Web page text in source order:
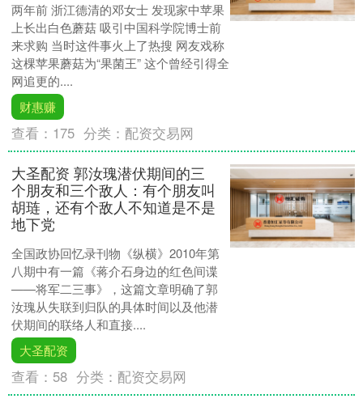
两年前 浙江德清的邓女士 发现家中苹果
上长出白色蘑菇 吸引中国科学院博士前
来求购 当时这件事火上了热搜 网友戏称
这棵苹果蘑菇为“果菌王” 这个曾经引得全
网追更的....
财惠赚
查看： 175 分类： 配资交易网
大圣配资 郭汝瑰潜伏期间的三
个朋友和三个敌人：有个朋友叫
胡琏，还有个敌人不知道是不是
地下党
全国政协回忆录刊物《纵横》2010年第
八期中有一篇《蒋介石身边的红色间谍
——将军二三事》，这篇文章明确了郭
汝瑰从失联到归队的具体时间以及他潜
伏期间的联络人和直接....
大圣配资
查看： 58 分类： 配资交易网